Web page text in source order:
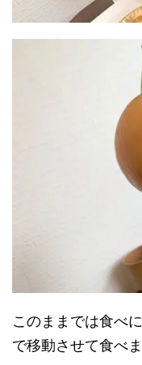
このままでは食べ
で移動させて食べま